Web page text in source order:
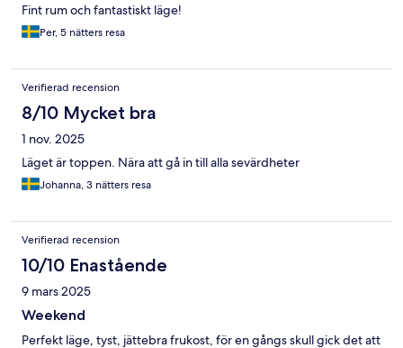
Fint rum och fantastiskt läge!
Per, 5 nätters resa
Verifierad recension
8/10 Mycket bra
1 nov. 2025
Läget är toppen. Nära att gå in till alla sevärdheter
Johanna, 3 nätters resa
Verifierad recension
10/10 Enastående
9 mars 2025
Weekend
Perfekt läge, tyst, jättebra frukost, för en gångs skull gick det att